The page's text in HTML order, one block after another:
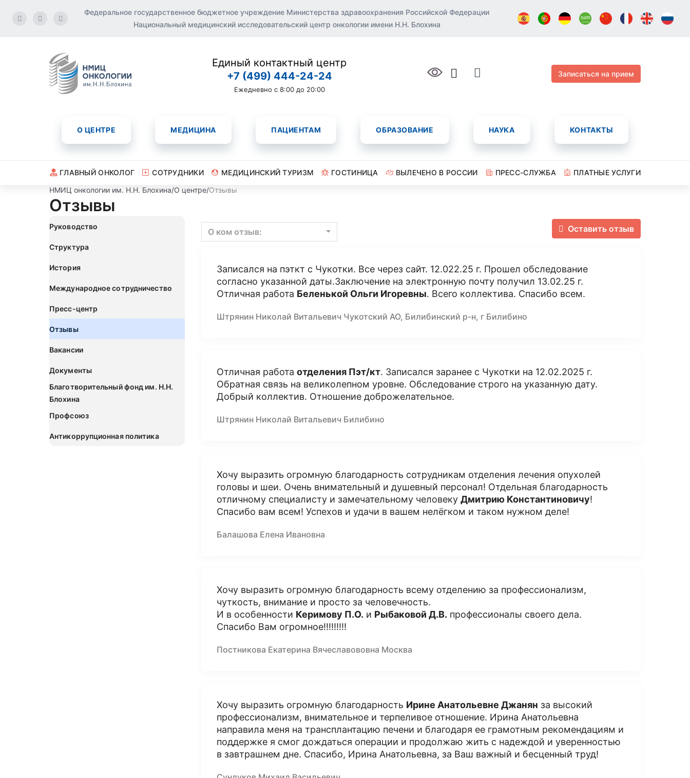
Федеральное государственное бюджетное учреждение Министерства здравоохранения Российской Федерации
Национальный медицинский исследовательский центр онкологии имени Н.Н. Блохина
Единый контактный центр
+7 (499) 444-24-24
Ежедневно с 8:00 до 20:00
Записаться на прием
О ЦЕНТРЕ МЕДИЦИНА ПАЦИЕНТАМ ОБРАЗОВАНИЕ НАУКА КОНТАКТЫ
ГЛАВНЫЙ ОНКОЛОГ СОТРУДНИКИ МЕДИЦИНСКИЙ ТУРИЗМ ГОСТИНИЦА ВЫЛЕЧЕНО В РОССИИ ПРЕСС-СЛУЖБА
ПЛАТНЫЕ УСЛУГИ
НМИЦ онкологии им. Н.Н. Блохина/О центре/Отзывы
Отзывы
Руководство
Структура
История
Международное сотрудничество
Пресс-центр
Отзывы
Вакансии
Документы
Благотворительный фонд им. Н.Н.
Блохина
Профсоюз
Антикоррупционная политика
Оставить отзыв
О ком отзыв:
Записался на пэткт с Чукотки. Все через сайт. 12.022.25 г. Прошел обследование
согласно указанной даты.Заключение на электронную почту получил 13.02.25 г.
Отличная работа Беленькой Ольги Игоревны. Всего коллектива. Спасибо всем.
Штрянин Николай Витальевич Чукотский АО, Билибинский р-н, г Билибино
Отличная работа отделения Пэт/кт. Записался заранее с Чукотки на 12.02.2025 г.
Обратная связь на великолепном уровне. Обследование строго на указанную дату.
Добрый коллектив. Отношение доброжелательное.
Штрянин Николай Витальевич Билибино
Хочу выразить огромную благодарность сотрудникам отделения лечения опухолей
головы и шеи. Очень внимательный и душевный персонал! Отдельная благодарность
отличному специалисту и замечательному человеку Дмитрию Константиновичу!
Спасибо вам всем! Успехов и удачи в вашем нелёгком и таком нужном деле!
Балашова Елена Ивановна
Хочу выразить огромную благодарность всему отделению за профессионализм,
чуткость, внимание и просто за человечность.
И в особенности Керимову П.О. и Рыбаковой Д.В. профессионалы своего дела.
Спасибо Вам огромное!!!!!!!!!
Постникова Екатерина Вячеславововна Москва
Хочу выразить огромную благодарность Ирине Анатольевне Джанян за высокий
профессионализм, внимательное и терпеливое отношение. Ирина Анатольевна
направила меня на трансплантацию печени и благодаря ее грамотным рекомендациям и
поддержке я смог дождаться операции и продолжаю жить с надеждой и уверенностью
в завтрашнем дне. Спасибо, Ирина Анатольевна, за Ваш важный и бесценный труд!